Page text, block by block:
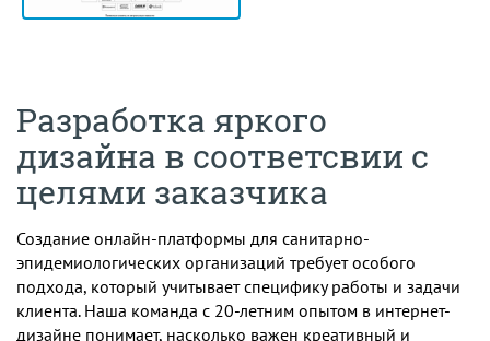
Разработка яркого
дизайна в соответсвии с
целями заказчика
Создание онлайн-платформы для санитарно-
эпидемиологических организаций требует особого
подхода, который учитывает специфику работы и задачи
клиента. Наша команда с 20-летним опытом в интернет-
дизайне понимает, насколько важен креативный и